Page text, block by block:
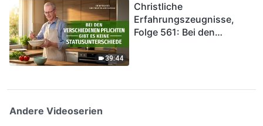
39:44
Christliche
Erfahrungszeugnisse,
Folge 561: Bei den
Andere Videoserien